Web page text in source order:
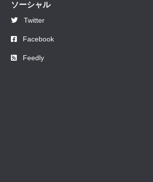
ソーシャル
Twitter
Facebook
Feedly